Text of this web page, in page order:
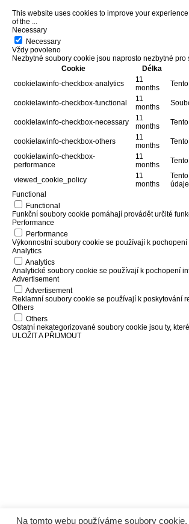
Na tomto webu používáme soubory
This website uses cookies to improve your
of the ...
Necessary
Necessary
Vždy povoleno
Nezbytné soubory cookie jsou naprosto nezbytné
Cookie
Délka
cookielawinfo-checkbox-analytics
11
months
cookielawinfo-checkbox-functional
11
months
cookielawinfo-checkbox-necessary
11
months
cookielawinfo-checkbox-others
11
months
cookielawinfo-checkbox-
performance
11
months
viewed_cookie_policy
11
months
Functional
Functional
Funkční soubory cookie pomáhají provádět určité
Performance
Performance
Výkonnostní soubory cookie se používají k
Analytics
Analytics
Analytické soubory cookie se používají k pochopení
Advertisement
Advertisement
Reklamní soubory cookie se používají k poskytování
Others
Others
Ostatní nekategorizované soubory cookie jsou ty,
ULOŽIT A PŘIJMOUT